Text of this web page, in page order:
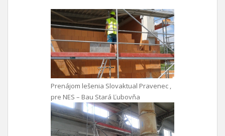
Prenájom lešenia Slovaktual Pravenec ,
pre NES – Bau Stará Ľubovňa